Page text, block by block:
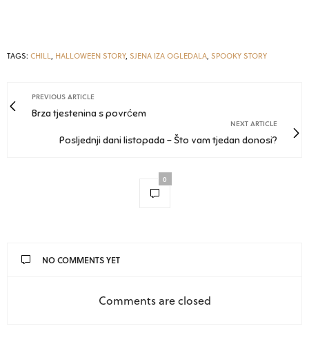
TAGS: CHILL, HALLOWEEN STORY, SJENA IZA OGLEDALA, SPOOKY STORY
PREVIOUS ARTICLE
Brza tjestenina s povrćem
NEXT ARTICLE
Posljednji dani listopada - Što vam tjedan donosi?
0
NO COMMENTS YET
Comments are closed